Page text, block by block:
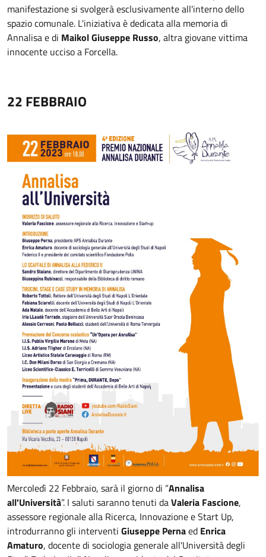
manifestazione si svolgerà esclusivamente all'interno dello
spazio comunale. L'iniziativa è dedicata alla memoria di
Annalisa e di Maikol Giuseppe Russo, altra giovane vittima
innocente ucciso a Forcella.
22 FEBBRAIO
Mercoledì 22 Febbraio, sarà il giorno di “Annalisa
all'Università”. I saluti saranno tenuti daValeria Fascione,
assessore regionale alla Ricerca, Innovazione e Start Up,
introdurranno gli interventi Giuseppe Pernaed Enrica
Amaturo, docente di sociologia generale all'Università degli